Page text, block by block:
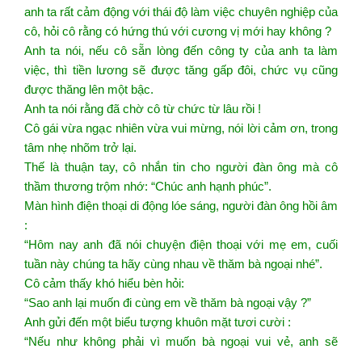
anh ta rất cảm động với thái độ làm việc chuyên nghiệp của
cô, hỏi cô rằng có hứng thú với cương vị mới hay không ?
Anh ta nói, nếu cô sẵn lòng đến công ty của anh ta làm
việc, thì tiền lương sẽ được tăng gấp đôi, chức vụ cũng
được thăng lên một bậc.
Anh ta nói rằng đã chờ cô từ chức từ lâu rồi !
Cô gái vừa ngạc nhiên vừa vui mừng, nói lời cảm ơn, trong
tâm nhẹ nhõm trở lại.
Thế là thuận tay, cô nhắn tin cho người đàn ông mà cô
thầm thương trộm nhớ: “Chúc anh hạnh phúc”.
Màn hình điện thoại di động lóe sáng, người đàn ông hồi âm
:
“Hôm nay anh đã nói chuyện điện thoại với mẹ em, cuối
tuần này chúng ta hãy cùng nhau về thăm bà ngoại nhé”.
Cô cảm thấy khó hiểu bèn hỏi:
“Sao anh lại muốn đi cùng em về thăm bà ngoại vậy ?”
Anh gửi đến một biểu tượng khuôn mặt tươi cười :
“Nếu như không phải vì muốn bà ngoại vui vẻ, anh sẽ